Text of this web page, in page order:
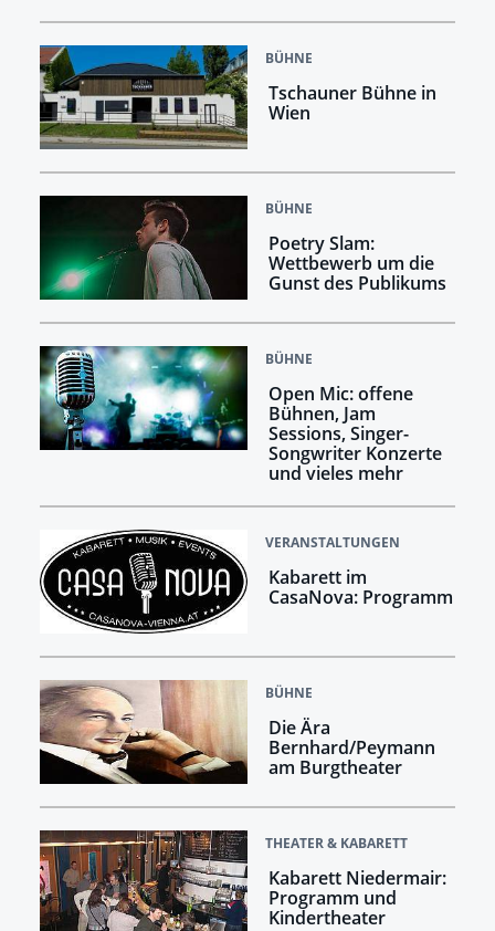
BÜHNE
Tschauner Bühne in
Wien
BÜHNE
Poetry Slam:
Wettbewerb um die
Gunst des Publikums
BÜHNE
Open Mic: offene
Bühnen, Jam
Sessions, Singer-
Songwriter Konzerte
und vieles mehr
VERANSTALTUNGEN
Kabarett im
CasaNova: Programm
BÜHNE
Die Ära
Bernhard/Peymann
am Burgtheater
THEATER & KABARETT
Kabarett Niedermair:
Programm und
Kindertheater